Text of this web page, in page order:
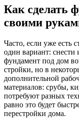
способности грунта,
следует пригласить
обзор
Для начала надо
которые не в
параметрами, как
правильно
верно решить задачу
данном случае не